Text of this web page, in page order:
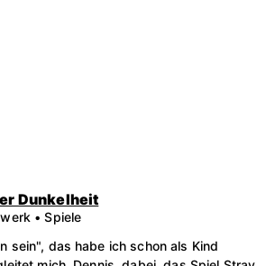
Dunkelheit
• Spiele
sein", das habe ich schon als Kind